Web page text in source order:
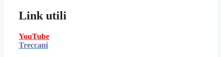
Link utili
YouTube
Treccani